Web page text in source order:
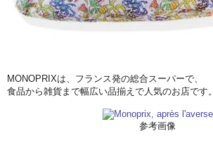
MONOPRIXは、フランス発の総合スーパーで、
食品から雑貨まで幅広い品揃えで人気のお店です。
参考画像